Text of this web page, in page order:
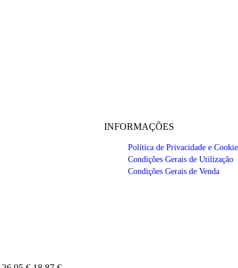
INFORMAÇÕES
Política de Privacidade e
Condições Gerais de Utilização
Condições Gerais de Venda